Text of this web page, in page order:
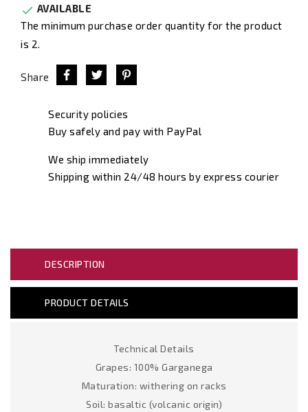
 AVAILABLE
The minimum purchase order quantity for the product
is 2.
Share
Security policies
Buy safely and pay with PayPal
We ship immediately
Shipping within 24/48 hours by express courier
DESCRIPTION
PRODUCT DETAILS
Technical Details
Grapes: 100% Garganega
Maturation: withering on racks
Soil: basaltic (volcanic origin)